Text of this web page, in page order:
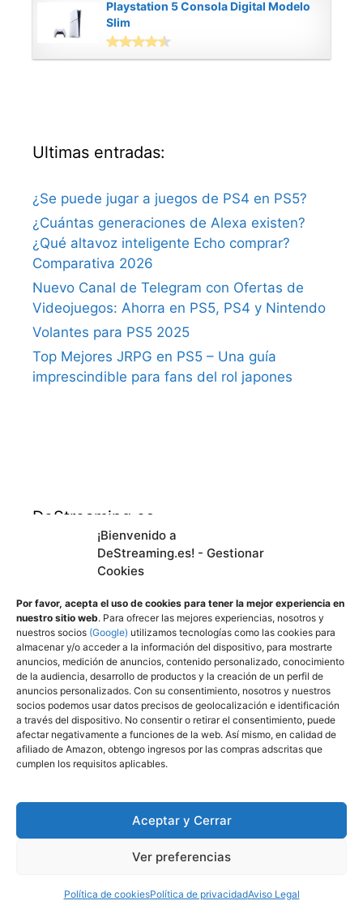
¡Bienvenido a
DeStreaming.es! - Gestionar
Cookies
Por favor, acepta el uso de cookies para tener la mejor experiencia en
nuestro sitio web. Para ofrecer las mejores experiencias, nosotros y
nuestros socios (Google) utilizamos tecnologías como las cookies para
almacenar y/o acceder a la información del dispositivo, para mostrarte
anuncios, medición de anuncios, contenido personalizado, conocimiento
de la audiencia, desarrollo de productos y la creación de un perfil de
anuncios personalizados. Con su consentimiento, nosotros y nuestros
socios podemos usar datos precisos de geolocalización e identificación
a través del dispositivo. No consentir o retirar el consentimiento, puede
afectar negativamente a funciones de la web. Así mismo, en calidad de
afiliado de Amazon, obtengo ingresos por las compras adscritas que
cumplen los requisitos aplicables.
Aceptar y Cerrar
Ver preferencias
Política de cookiesPolítica de privacidadAviso Legal
Playstation 5 Consola Digital Modelo
Slim
Ultimas entradas:
¿Se puede jugar a juegos de PS4 en PS5?
¿Cuántas generaciones de Alexa existen?
¿Qué altavoz inteligente Echo comprar?
Comparativa 2026
Nuevo Canal de Telegram con Ofertas de
Videojuegos: Ahorra en PS5, PS4 y Nintendo
Volantes para PS5 2025
Top Mejores JRPG en PS5 – Una guía
imprescindible para fans del rol japones
DeStreaming.es
En calidad de afiliado de Amazon, obtengo
cumplen los requisitos aplicables.
Utilizamos cookies propias y de terceros para
mejorar nuestros servicios y mostrarle
publicidad a través de Adsense, mediante el
análisis de sus hábitos de navegación.
Puede cambiar la configuración u obtener
más información aquí:
Política de cookies (UE)
© 2026 DeStreaming.es• Creado conGeneratePress